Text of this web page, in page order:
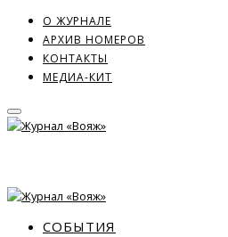
О ЖУРНАЛЕ
АРХИВ НОМЕРОВ
КОНТАКТЫ
МЕДИА-КИТ
СОБЫТИЯ